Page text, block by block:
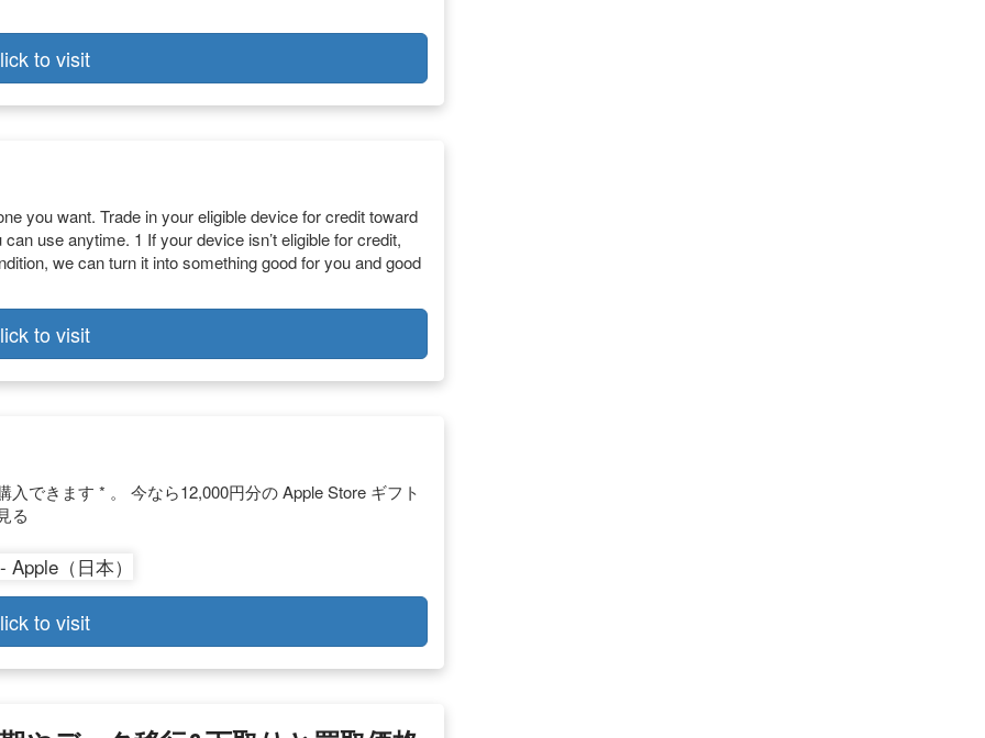
to visit
you want. Trade in your eligible device for credit toward
use anytime. 1 If your device isn’t eligible for credit,
we can turn it into something good for you and good
to visit
できます * 。 今なら12,000円分の Apple Store ギフト
る
to visit